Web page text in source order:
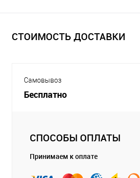
СТОИМОСТЬ ДОСТАВКИ
Самовывоз
Бесплатно
СПОСОБЫ ОПЛАТЫ
Принимаем к оплате